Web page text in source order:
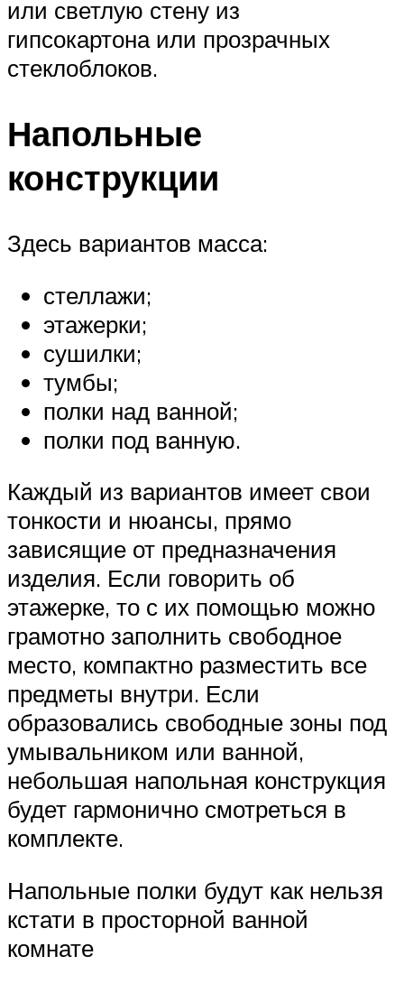
или светлую стену из
гипсокартона или прозрачных
стеклоблоков.
Напольные
конструкции
Здесь вариантов масса:
стеллажи;
этажерки;
сушилки;
тумбы;
полки над ванной;
полки под ванную.
Каждый из вариантов имеет свои
тонкости и нюансы, прямо
зависящие от предназначения
изделия. Если говорить об
этажерке, то с их помощью можно
грамотно заполнить свободное
место, компактно разместить все
предметы внутри. Если
образовались свободные зоны под
умывальником или ванной,
небольшая напольная конструкция
будет гармонично смотреться в
комплекте.
Напольные полки будут как нельзя
кстати в просторной ванной
комнате